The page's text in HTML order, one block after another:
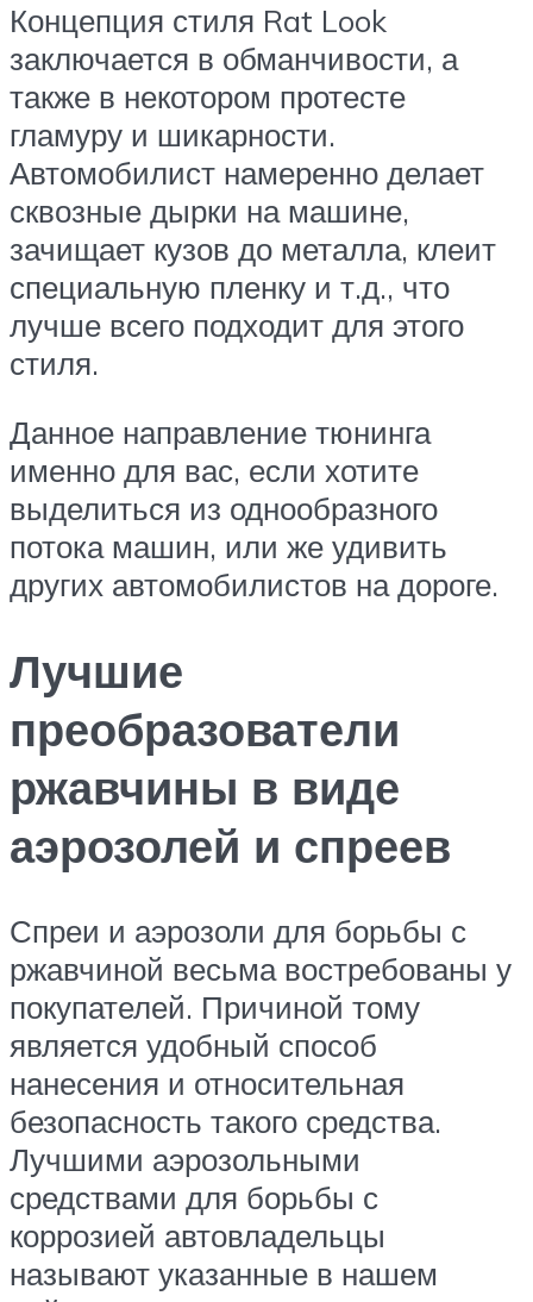
Концепция стиля Rat Look
заключается в обманчивости, а
также в некотором протесте
гламуру и шикарности.
Автомобилист намеренно делает
сквозные дырки на машине,
зачищает кузов до металла, клеит
специальную пленку и т.д., что
лучше всего подходит для этого
стиля.
Данное направление тюнинга
именно для вас, если хотите
выделиться из однообразного
потока машин, или же удивить
других автомобилистов на дороге.
Лучшие
преобразователи
ржавчины в виде
аэрозолей и спреев
Спреи и аэрозоли для борьбы с
ржавчиной весьма востребованы у
покупателей. Причиной тому
является удобный способ
нанесения и относительная
безопасность такого средства.
Лучшими аэрозольными
средствами для борьбы с
коррозией автовладельцы
называют указанные в нашем